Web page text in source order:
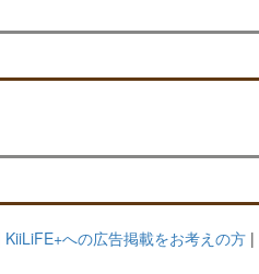
KiiLiFE+への広告掲載をお考えの方 |